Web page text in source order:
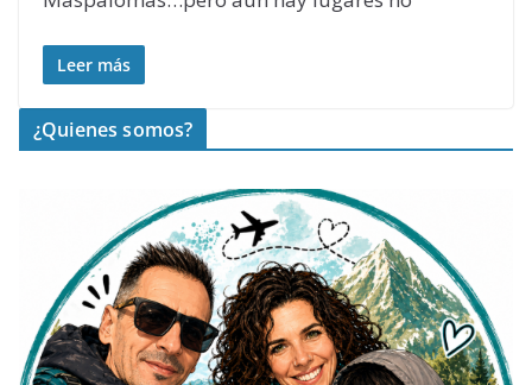
Leer más
¿Quienes somos?